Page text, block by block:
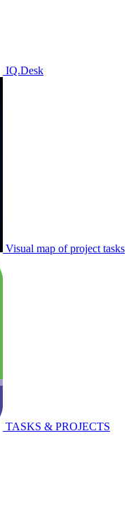
IQ.Desk
Visual map of project tasks
TASKS & PROJECTS